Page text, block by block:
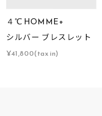
４℃ HOMME+
シルバー ブレスレット
¥41,800(tax in)